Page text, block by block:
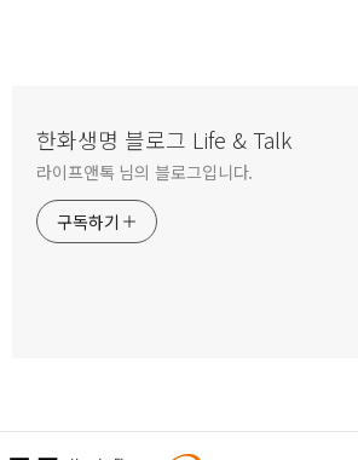
한화생명 블로그 Life & Talk
라이프앤톡 님의 블로그입니다.
구독하기